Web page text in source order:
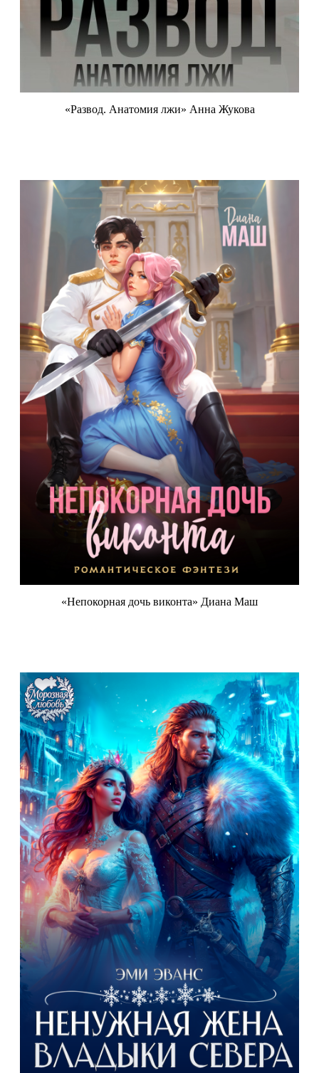
«Развод. Анатомия лжи» Анна Жукова
«Непокорная дочь виконта» Диана Маш